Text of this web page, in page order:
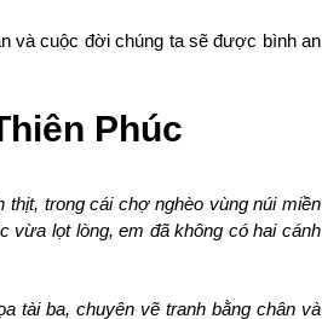
và cuộc đời chúng ta sẽ được bình an
Phúc
trong cái chợ nghèo vùng núi miền
vừa lọt lòng, em đã không có hai cánh
tài ba, chuyên vẽ tranh bằng chân và